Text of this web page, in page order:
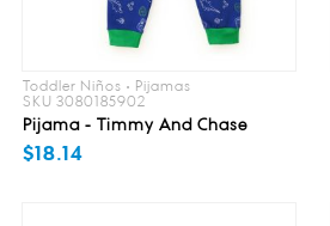
Toddler Niños • Pijamas
SKU 3080185902
Pijama - Timmy And Chase
$18.14